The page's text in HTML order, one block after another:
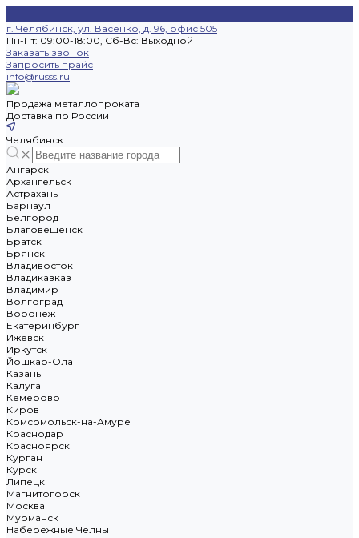
г. Челябинск, ул. Васенко, д. 96, офис 505
Пн-Пт: 09:00-18:00, Cб-Вс: Выходной
Заказать звонок
Запросить прайс
info@russs.ru
Продажа металлопроката
Доставка по России
Челябинск
Ангарск
Архангельск
Астрахань
Барнаул
Белгород
Благовещенск
Братск
Брянск
Владивосток
Владикавказ
Владимир
Волгоград
Воронеж
Екатеринбург
Ижевск
Иркутск
Йошкар-Ола
Казань
Калуга
Кемерово
Киров
Комсомольск-на-Амуре
Краснодар
Красноярск
Курган
Курск
Липецк
Магнитогорск
Москва
Мурманск
Набережные Челны